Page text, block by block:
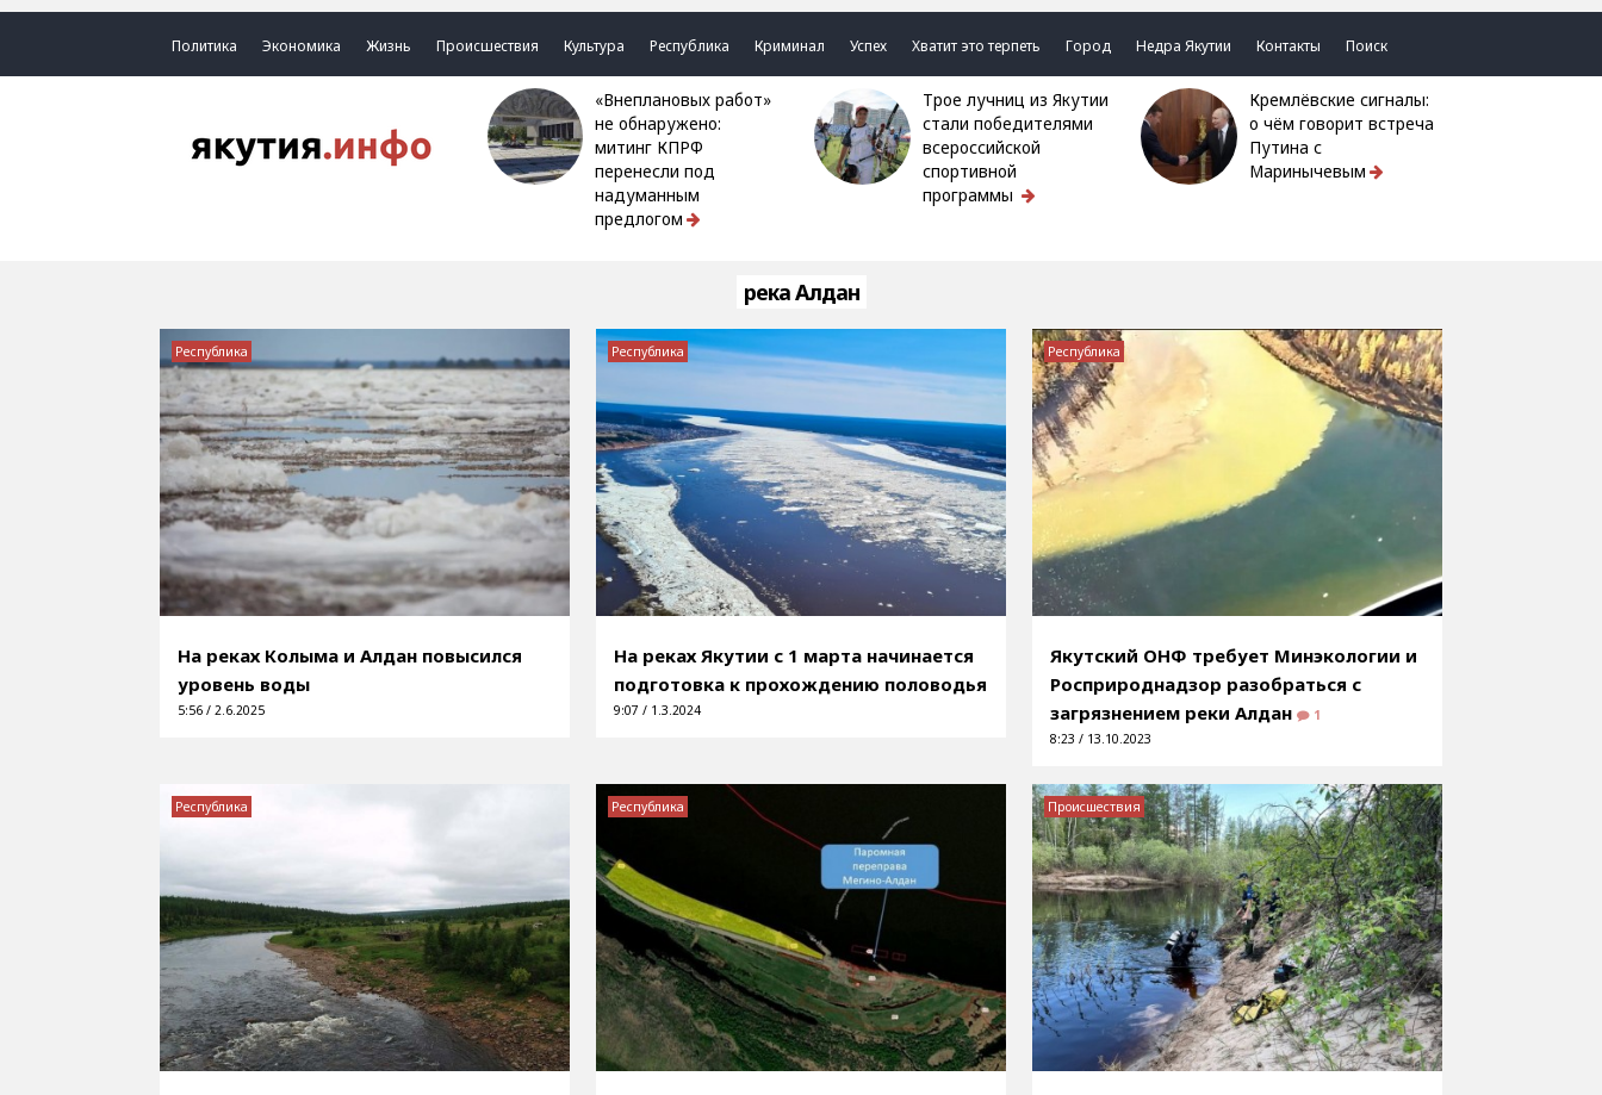
Политика Экономика Жизнь Происшествия Культура Республика Криминал Успех Хватит это терпеть Город Недра Якутии Контакты Поиск
«Внеплановых работ»
не обнаружено:
митинг КПРФ
перенесли под
надуманным
предлогом
Трое лучниц из Якутии
стали победителями
всероссийской
спортивной
программы
Кремлёвские сигналы:
о чём говорит встреча
Путина с
Маринычевым
река Алдан
На реках Колыма и Алдан повысился
уровень воды
5:56 / 2.6.2025
Республика
На реках Якутии с 1 марта начинается
подготовка к прохождению половодья
9:07 / 1.3.2024
Республика
Якутский ОНФ требует Минэкологии и
Росприроднадзор разобраться с
загрязнением реки Алдан
1
8:23 / 13.10.2023
Республика
Республика Республика Происшествия